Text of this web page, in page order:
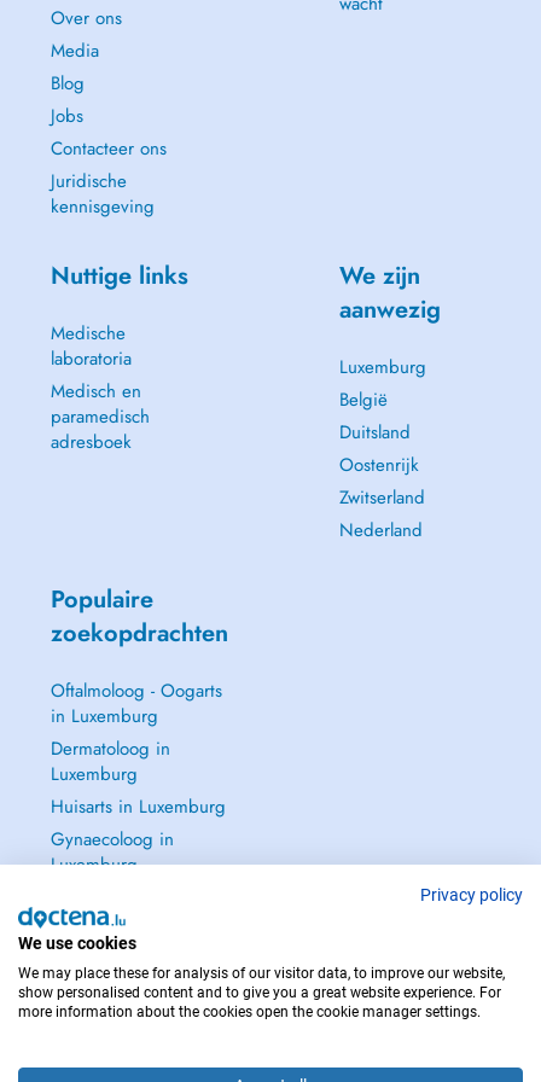
Over ons
Media
Blog
Jobs
Contacteer ons
Juridische
kennisgeving
Nuttige links
Medische
laboratoria
Medisch en
paramedisch
adresboek
We zijn
aanwezig
Luxemburg
België
Duitsland
Oostenrijk
Zwitserland
Nederland
Populaire
zoekopdrachten
Oftalmoloog - Oogarts
in Luxemburg
Dermatoloog in
Luxemburg
Huisarts in Luxemburg
Gynaecoloog in
Luxemburg
NEEM IN GEVAL VAN NOOD CONTACT OP MET : 112
Privacy policy
We use cookies
We may place these for analysis of our visitor data, to improve our website,
show personalised content and to give you a great website experience. For
more information about the cookies open the cookie manager settings.